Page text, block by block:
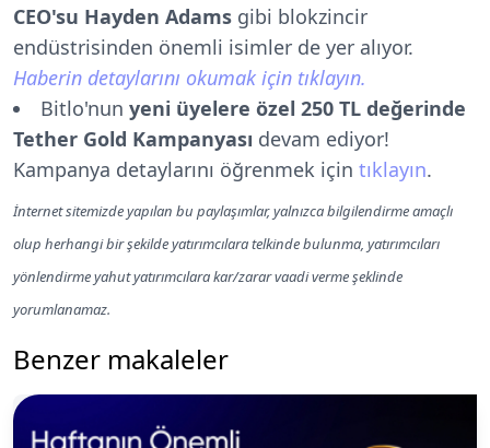
CEO'su Hayden Adams gibi blokzincir
endüstrisinden önemli isimler de yer alıyor.
Haberin detaylarını okumak için tıklayın.
Bitlo'nun yeni üyelere özel 250 TL değerinde
Tether Gold Kampanyası devam ediyor!
Kampanya detaylarını öğrenmek için tıklayın.
İnternet sitemizde yapılan bu paylaşımlar, yalnızca bilgilendirme amaçlı
olup herhangi bir şekilde yatırımcılara telkinde bulunma, yatırımcıları
yönlendirme yahut yatırımcılara kar/zarar vaadi verme şeklinde
yorumlanamaz.
Benzer makaleler